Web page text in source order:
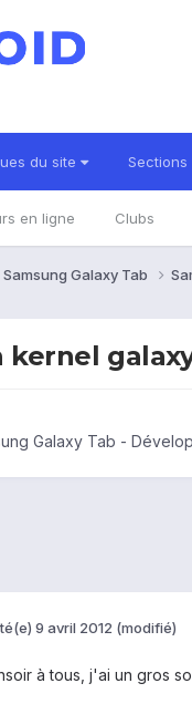
du site
en ligne Clubs
Samsung Galaxy Tab
kernel
Galaxy Tab -
9 avril 2012 (modifié)
à tous, j'ai un gros